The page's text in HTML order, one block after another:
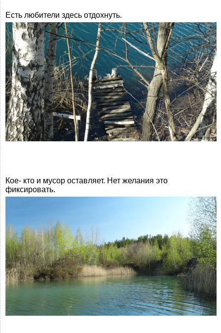
Есть любители здесь отдохнуть.
Кое- кто и мусор оставляет. Нет желания это
фиксировать.